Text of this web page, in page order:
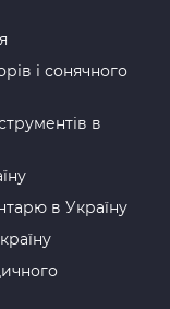
і сонячного
в
в Україну